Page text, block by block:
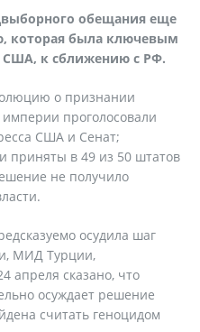
обещания еще
которая была ключевым
США, к сближению с РФ.
о признании
проголосовали
США и Сенат;
приняты в 49 из 50 штатов
не получило
осудила шаг
МИД Турции,
апреля сказано, что
осуждает решение
считать геноцидом